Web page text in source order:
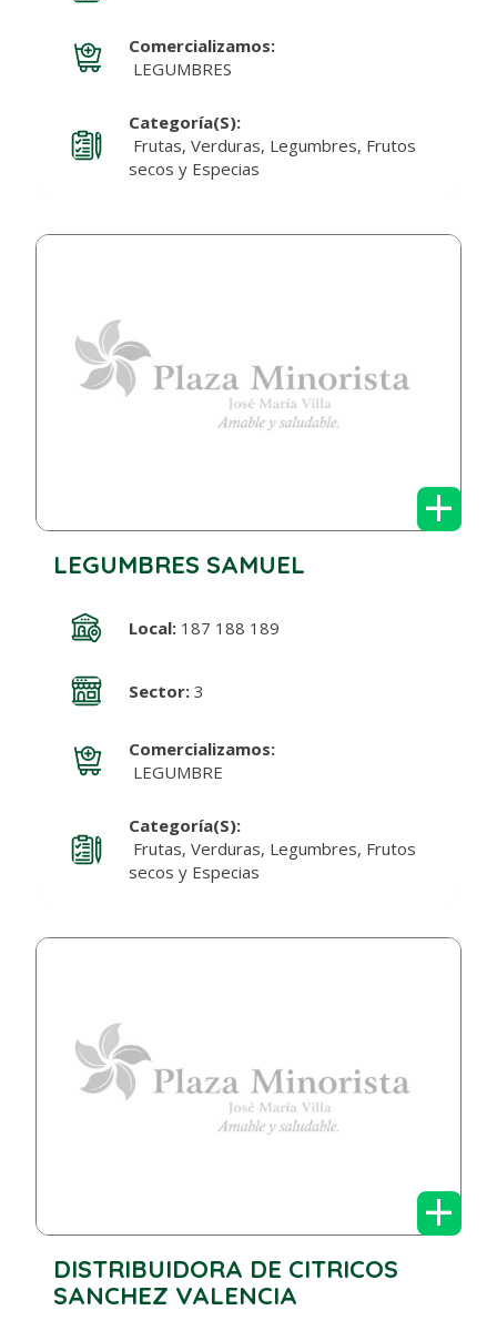
Comercializamos:
LEGUMBRES
Categoría(s):
Frutas, Verduras, Legumbres, Frutos
secos y Especias
+
LEGUMBRES SAMUEL
Local:187 188 189
Sector:3
Comercializamos:
LEGUMBRE
Categoría(s):
Frutas, Verduras, Legumbres, Frutos
secos y Especias
+
DISTRIBUIDORA DE CITRICOS
SANCHEZ VALENCIA